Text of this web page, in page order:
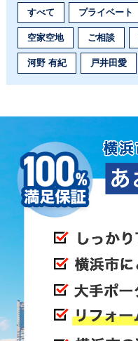
すべて プライベート
空家空地 ご相談
河野 有紀 戸井田愛